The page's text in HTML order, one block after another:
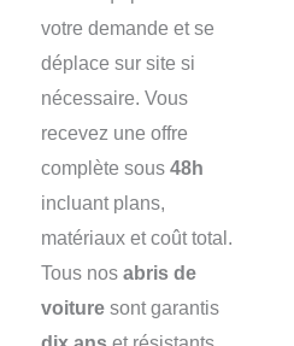
votre demande et se
déplace sur site si
nécessaire. Vous
recevez une offre
complète sous 48h
incluant plans,
matériaux et coût total.
Tous nos abris de
voiture sont garantis